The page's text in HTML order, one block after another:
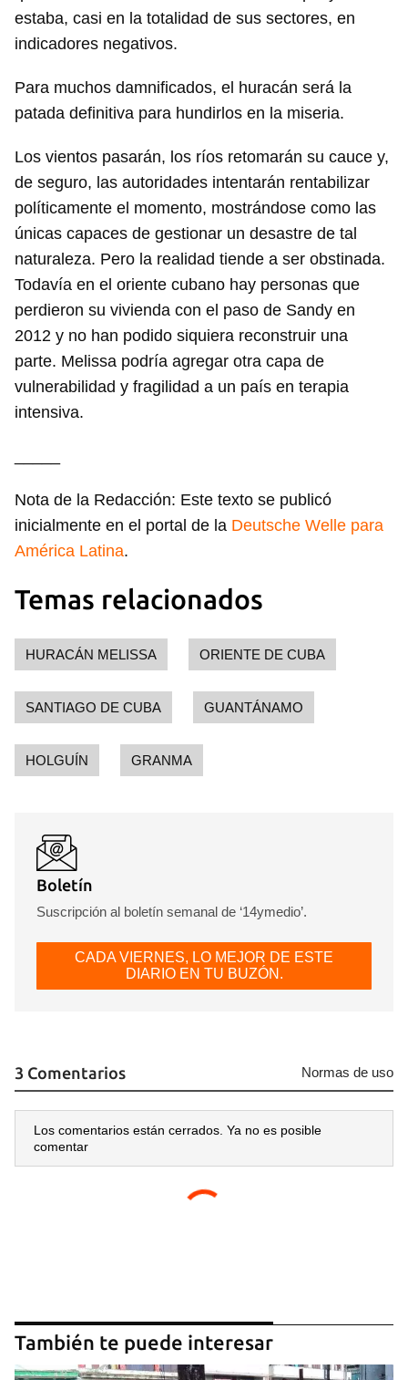
Para poder guardar como favorito, primero has de
iniciar sesión con tu cuenta de 14ymedio.
INICIAR SESIÓN CANCELAR
estaba, casi en la totalidad de sus sectores, en
indicadores negativos.
Para muchos damnificados, el huracán será la
patada definitiva para hundirlos en la miseria.
Los vientos pasarán, los ríos retomarán su cauce y,
de seguro, las autoridades intentarán rentabilizar
políticamente el momento, mostrándose como las
únicas capaces de gestionar un desastre de tal
naturaleza. Pero la realidad tiende a ser obstinada.
Todavía en el oriente cubano hay personas que
perdieron su vivienda con el paso de Sandy en
2012 y no han podido siquiera reconstruir una
parte. Melissa podría agregar otra capa de
vulnerabilidad y fragilidad a un país en terapia
intensiva.
Nota de la Redacción: Este texto se publicó
inicialmente en el portal de la Deutsche Welle para
América Latina.
Temas relacionados
HURACÁN MELISSA ORIENTE DE CUBA
SANTIAGO DE CUBA GUANTÁNAMO
HOLGUÍN GRANMA
Boletín
Suscripción al boletín semanal de ‘14ymedio’.
CADA VIERNES, LO MEJOR DE ESTE
DIARIO EN TU BUZÓN.
3 Comentarios Normas de uso
Los comentarios están cerrados. Ya no es posible
comentar
También te puede interesar